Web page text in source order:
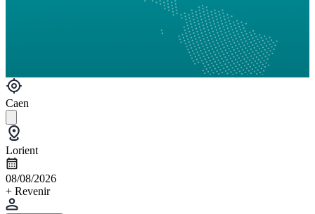
Caen
Lorient
08/08/2026
+ Revenir